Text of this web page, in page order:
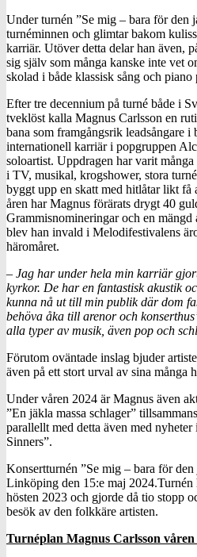
Under turnén ”Se mig – bara för den
turnéminnen och glimtar bakom
karriär. Utöver detta delar han även,
sig själv som många kanske inte vet
skolad i både klassisk sång och piano
Efter tre decennium på turné både i
tveklöst kalla Magnus Carlsson en
bana som framgångsrik leadsångare
internationell karriär i popgruppen
soloartist. Uppdragen har varit
i TV, musikal, krogshower, stora
byggt upp en skatt med hitlåtar likt få
åren har Magnus förärats drygt 40
Grammisnomineringar och en mängd
blev han invald i Melodifestivalens
häromåret.
– Jag har under hela min karriär
kyrkor. De har en fantastisk akustik
kunna nå ut till min publik där dom
behöva åka till arenor och
alla typer av musik, även pop och
Förutom oväntade inslag bjuder
även på ett stort urval av sina många
Under våren 2024 är Magnus även
”En jäkla massa schlager”
parallellt med detta även med
Sinners”.
Konsertturnén ”Se mig – bara för
Linköping den 15:e maj 2024.Turnén
hösten 2023 och gjorde då tio stopp
besök av den folkkäre artisten.
Turnéplan Magnus Carlsson våren